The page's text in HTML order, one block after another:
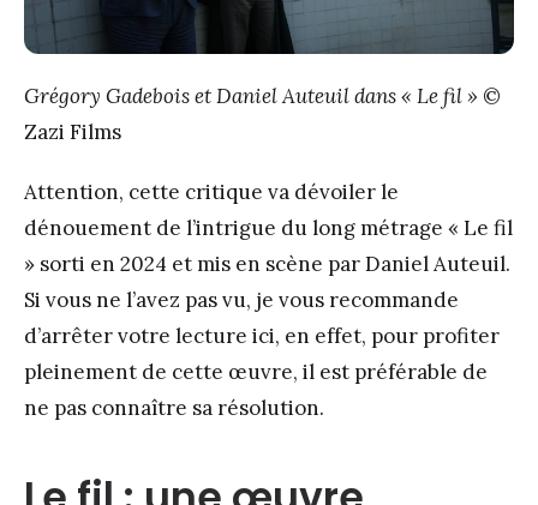
Grégory Gadebois et Daniel Auteuil dans « Le fil » ©
Zazi Films
Attention, cette critique va dévoiler le
dénouement de l’intrigue du long métrage « Le fil
» sorti en 2024 et mis en scène par Daniel Auteuil.
Si vous ne l’avez pas vu, je vous recommande
d’arrêter votre lecture ici, en effet, pour profiter
pleinement de cette œuvre, il est préférable de
ne pas connaître sa résolution.